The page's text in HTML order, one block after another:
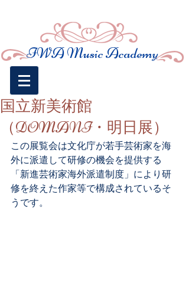
​IWA MusicAcademy
国立新美術館
（DOMANI・明日展）
この展覧会は文化庁が若手芸術家を海
外に派遣して研修の機会を提供する
「新進芸術家海外派遣制度」により研
修を終えた作家等で構成されているそ
うです。